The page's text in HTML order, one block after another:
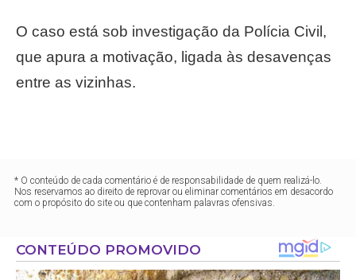
O caso está sob investigação da Polícia Civil,
que apura a motivação, ligada às desavenças
entre as vizinhas.
* O conteúdo de cada comentário é de responsabilidade de quem realizá-lo.
Nos reservamos ao direito de reprovar ou eliminar comentários em desacordo
com o propósito do site ou que contenham palavras ofensivas.